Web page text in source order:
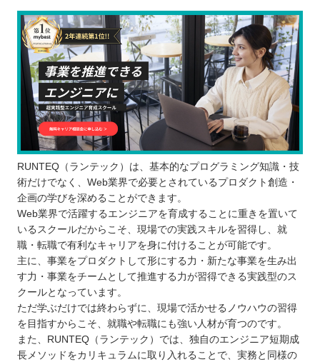
RUNTEQ（ランテック）は、基本的なプログラミング知識・技
術だけでなく、Web業界で必要とされているプロダクト創造・
企画の学びを深めることができます。
Web業界で活躍するエンジニアを育成することに重きを置いて
いるスクールだからこそ、現場での実践スキルを習得し、就
職・転職で有利なキャリアを身に付けることが可能です。
主に、事業をプロダクトして形にする力・新たな事業を生み出
す力・事業をチームとして推進する力が習得できる実践型のス
クールとなっています。
ただ学ぶだけでは終わらずに、現場で活かせるノウハウの習得
を目指すからこそ、就職や転職にも強い人材が育つのです。
また、RUNTEQ（ランテック）では、独自のエンジニア短期成
長メソッドをカリキュラムに取り入れることで、実務と同様の